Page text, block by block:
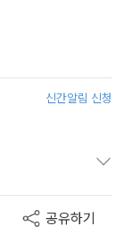
신간알림 신청
공유하기